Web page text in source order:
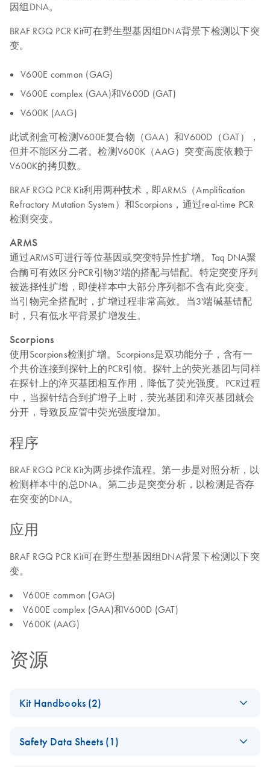
因组DNA。
BRAF RGQ PCR Kit可在野生型基因组DNA背景下检测以下突
变。
V600E common (GAG)
V600E complex (GAA)和V600D (GAT)
V600K (AAG)
此试剂盒可检测V600E复合物（GAA）和V600D（GAT），
但并不能区分二者。检测V600K（AAG）突变高度依赖于
V600K的拷贝数。
BRAF RGQ PCR Kit利用两种技术，即ARMS（Amplification
Refractory Mutation System）和Scorpions，通过real-time PCR
检测突变。
ARMS
通过ARMS可进行等位基因或突变特异性扩增。 Taq DNA聚
合酶可有效区分PCR引物3'端的搭配与错配。特定突变序列
被选择性扩增，即使样本中大部分序列都不含有此突变。
当引物完全搭配时，扩增过程非常高效。当3'端碱基错配
时，只有低水平背景扩增发生。
Scorpions
使用Scorpions检测扩增。Scorpions是双功能分子，含有一
个共价连接到探针上的PCR引物。探针上的荧光基团与同样
在探针上的淬灭基团相互作用，降低了荧光强度。PCR过程
中，当探针结合到扩增子上时，荧光基团和淬灭基团就会
分开，导致反应管中荧光强度增加。
程序
BRAF RGQ PCR Kit为两步操作流程。第一步是对照分析，以
检测样本中的总DNA。第二步是突变分析，以检测是否存
在突变的DNA。
应用
BRAF RGQ PCR Kit可在野生型基因组DNA背景下检测以下突
变。
V600E common (GAG)
V600E complex (GAA)和V600D (GAT)
V600K (AAG)
资源
Kit Handbooks (2)
Version 2 Handbook
Safety Data Sheets (1)